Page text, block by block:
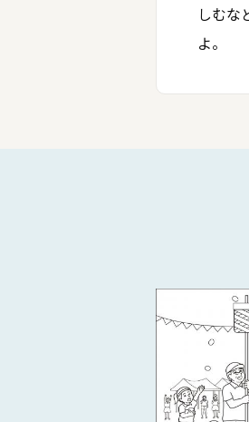
しむな
よ。